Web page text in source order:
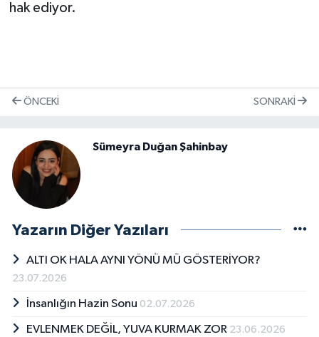
hak ediyor.
ÖNCEKI SONRAKI
Sümeyra Duğan Şahinbay
Yazarın Diğer Yazıları
ALTI OK HALA AYNI YÖNÜ MÜ GÖSTERİYOR?
23.07.2026
İnsanlığın Hazin Sonu 02.07.2026
EVLENMEK DEĞİL, YUVA KURMAK ZOR 23.06.2026